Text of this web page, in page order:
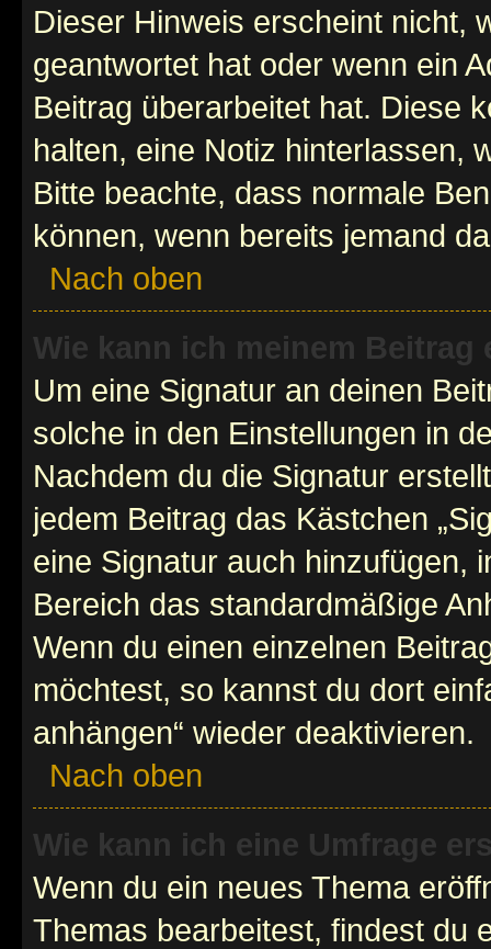
Dieser Hinweis erscheint nicht,
geantwortet hat oder wenn ein
Beitrag überarbeitet hat. Diese
halten, eine Notiz hinterlassen,
Bitte beachte, dass normale
können, wenn bereits jemand
Nach oben
Wie kann ich meinem
Um eine Signatur an deinen
solche in den Einstellungen in
Nachdem du die Signatur
jedem Beitrag das Kästchen
eine Signatur auch hinzufügen,
Bereich das standardmäßige
Wenn du einen einzelnen
möchtest, so kannst du dort
anhängen“ wieder deaktivieren.
Nach oben
Wie kann ich eine Umfrage
Wenn du ein neues Thema
Themas bearbeitest, findest du